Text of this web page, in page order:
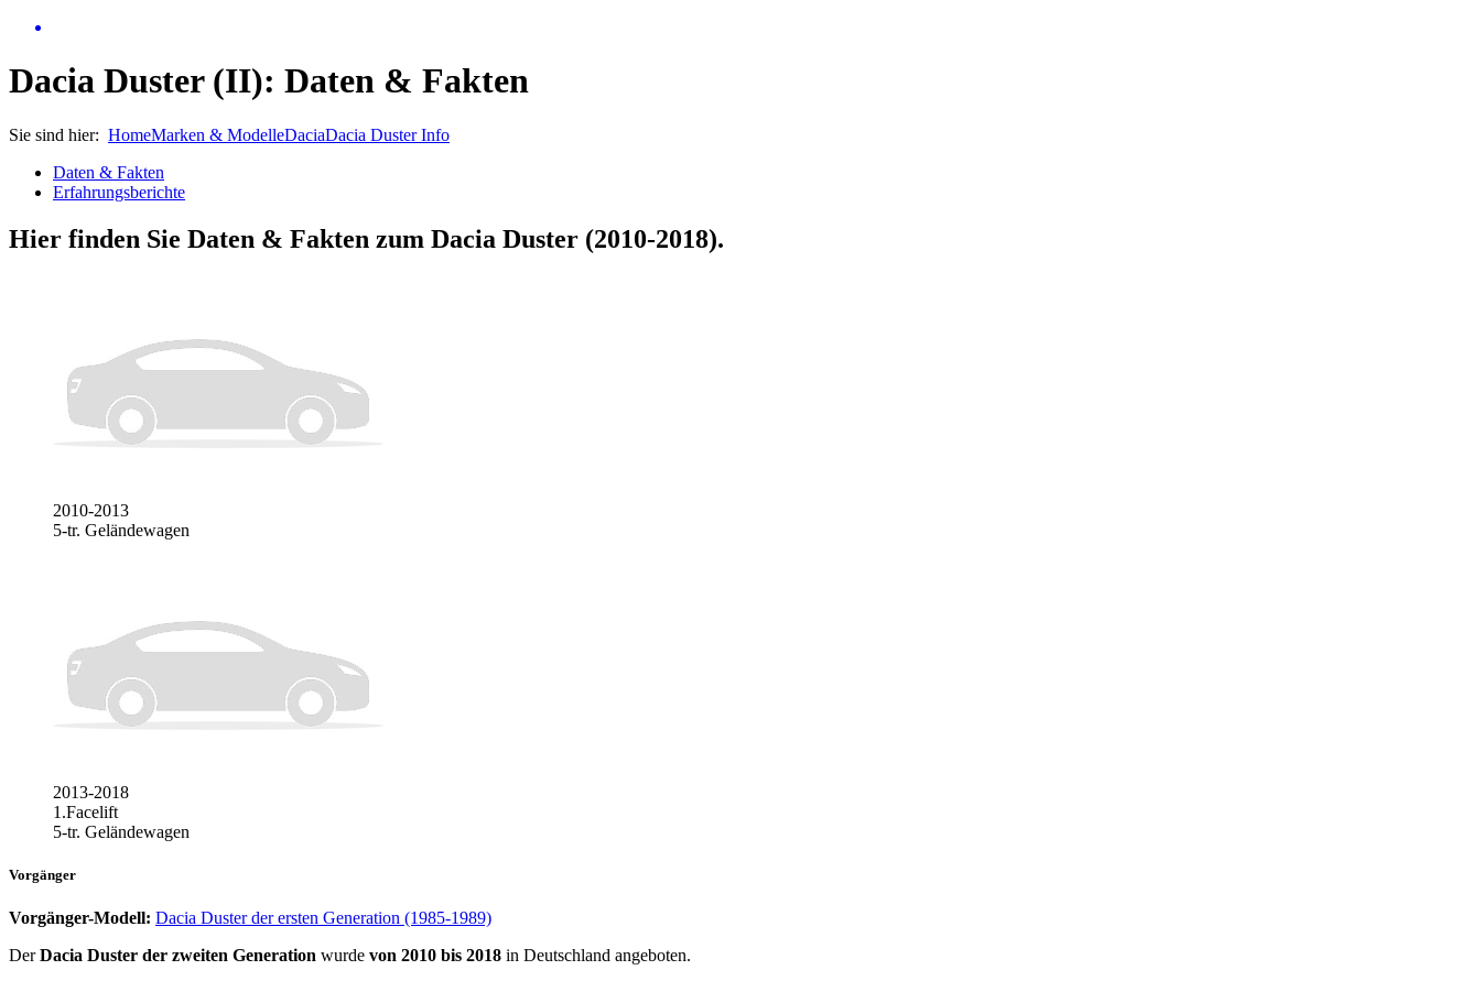
Dacia Duster (II): Daten & Fakten
Sie sind hier: HomeMarken & ModelleDaciaDacia Duster Info
Daten & Fakten
Erfahrungsberichte
Hier finden Sie Daten & Fakten zum Dacia Duster (2010-2018).
2010-2013
5-tr. Geländewagen
2013-2018
1.Facelift
5-tr. Geländewagen
Vorgänger
Vorgänger-Modell: Dacia Duster der ersten Generation (1985-1989)
DerDacia Duster der zweiten Generation wurde von 2010 bis 2018 in Deutschland angeboten.